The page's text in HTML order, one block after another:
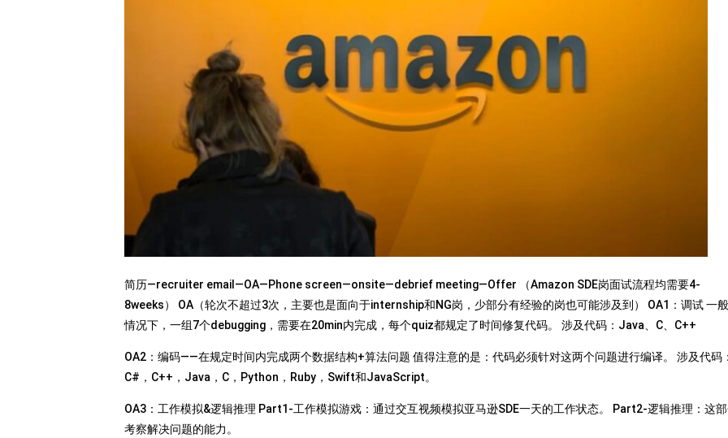
简历—recruiter email—OA—Phone screen—onsite—debrief meeting—Offer （Amazon SDE岗面试流程均需要4-
8weeks） OA（轮次不超过3次，主要也是面向于internship和NG岗，少部分有经验的岗也可能涉及到） OA1：调试 一般
情况下，一组7个debugging，需要在20min内完成，每个quiz都规定了时间修复代码。 涉及代码：Java、C、C++
OA2：编码——在规定时间内完成两个数据结构+算法问题 值得注意的是：代码必须针对这两个问题进行编译。 涉及代码
C#，C++，Java，C，Python，Ruby，Swift和JavaScript。
OA3：工作模拟&逻辑推理 Part1-工作模拟游戏：通过交互视频模拟亚马逊SDE一天的工作状态。 Part2-逻辑推理：这
考察解决问题的能力。